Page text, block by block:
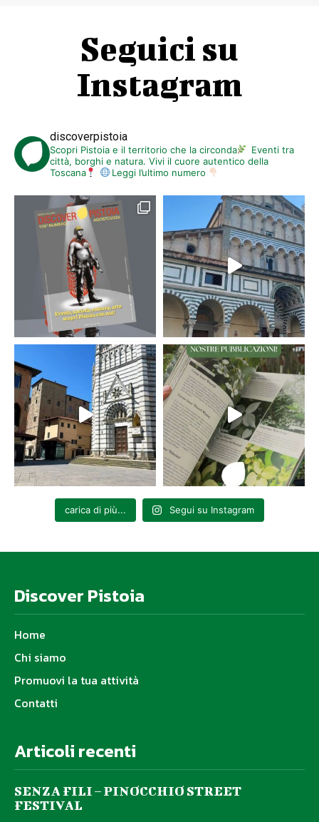
Seguici su
Instagram
discoverpistoia
Scopri Pistoia e il territorio che la circonda
Eventi tra
città, borghi e natura. Vivi il cuore autentico della
Toscana
Leggi l’ultimo numero
carica di più... Segui su Instagram
Discover Pistoia
Home
Chi siamo
Promuovi la tua attività
Contatti
Articoli recenti
SENZA FILI – PINOCCHIO STREET
FESTIVAL